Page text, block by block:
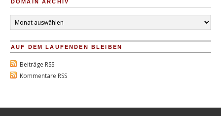
DOMAIN ARCHIV
Domain
Archiv
AUF DEM LAUFENDEN BLEIBEN
Beiträge RSS
Kommentare RSS